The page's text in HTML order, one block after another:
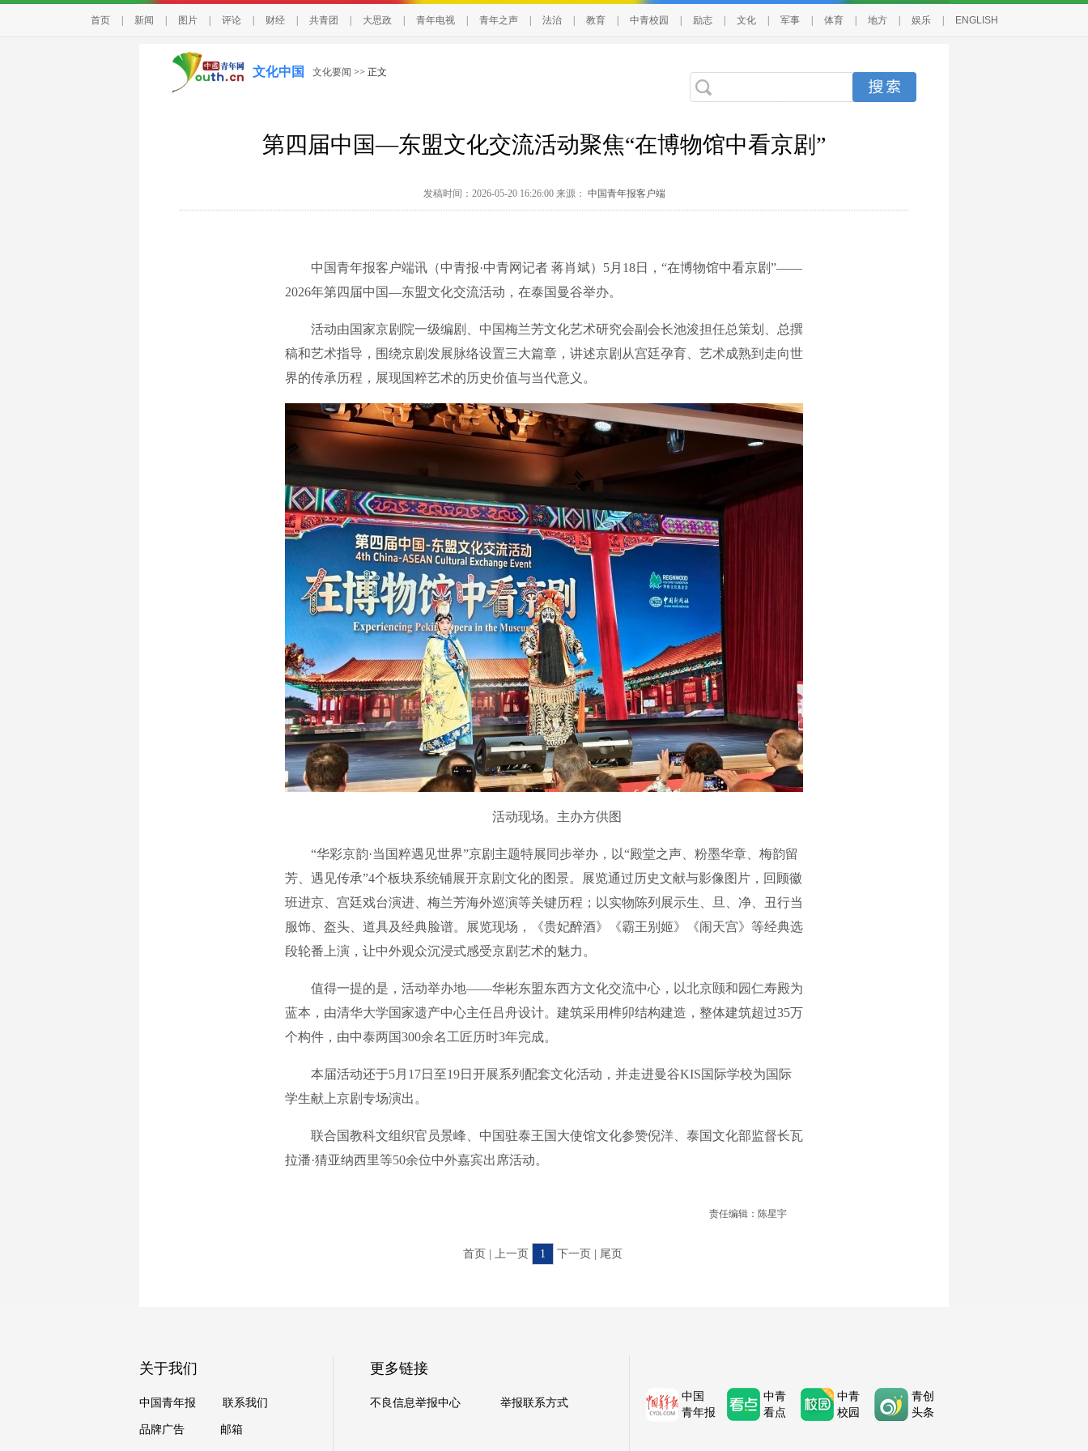
首页 新闻 图片 评论 财经 共青团 大思政 青年电视 青年之声 法治 教育 中青校园 励志 文化 军事 体育 地方 娱乐 ENGLISH
文化中国 文化要闻 >> 正文
第四届中国—东盟文化交流活动聚焦“在博物馆中看京剧”
发稿时间：2026-05-20 16:26:00 来源： 中国青年报客户端
中国青年报客户端讯（中青报·中青网记者 蒋肖斌）5月18日，“在博物馆中看京剧”——
2026年第四届中国—东盟文化交流活动，在泰国曼谷举办。
活动由国家京剧院一级编剧、中国梅兰芳文化艺术研究会副会长池浚担任总策划、总撰
稿和艺术指导，围绕京剧发展脉络设置三大篇章，讲述京剧从宫廷孕育、艺术成熟到走向世
界的传承历程，展现国粹艺术的历史价值与当代意义。
活动现场。主办方供图
“华彩京韵·当国粹遇见世界”京剧主题特展同步举办，以“殿堂之声、粉墨华章、梅韵留
芳、遇见传承”4个板块系统铺展开京剧文化的图景。展览通过历史文献与影像图片，回顾徽
班进京、宫廷戏台演进、梅兰芳海外巡演等关键历程；以实物陈列展示生、旦、净、丑行当
服饰、盔头、道具及经典脸谱。展览现场，《贵妃醉酒》《霸王别姬》《闹天宫》等经典选
段轮番上演，让中外观众沉浸式感受京剧艺术的魅力。
值得一提的是，活动举办地——华彬东盟东西方文化交流中心，以北京颐和园仁寿殿为
蓝本，由清华大学国家遗产中心主任吕舟设计。建筑采用榫卯结构建造，整体建筑超过35万
个构件，由中泰两国300余名工匠历时3年完成。
本届活动还于5月17日至19日开展系列配套文化活动，并走进曼谷KIS国际学校为国际
学生献上京剧专场演出。
联合国教科文组织官员景峰、中国驻泰王国大使馆文化参赞倪洋、泰国文化部监督长瓦
拉潘·猜亚纳西里等50余位中外嘉宾出席活动。
责任编辑：陈星宇
首页 | 上一页 1 下一页 | 尾页
关于我们
中国青年报 联系我们
品牌广告 邮箱
更多链接
不良信息举报中心 举报联系方式
中国
青年报
中青
看点
中青
校园
青创
头条